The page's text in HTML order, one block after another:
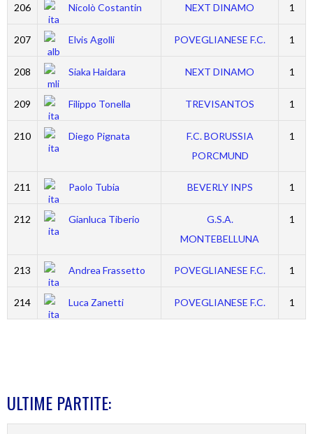
206 Nicolò Costantin NEXT DINAMO 1
207 Elvis Agolli POVEGLIANESE F.C. 1
208 Siaka Haidara NEXT DINAMO 1
209 Filippo Tonella TREVISANTOS 1
210 Diego Pignata
F.C. BORUSSIA
PORCMUND
1
211 Paolo Tubia BEVERLY INPS 1
212 Gianluca Tiberio
G.S.A.
MONTEBELLUNA
1
213 Andrea Frassetto POVEGLIANESE F.C. 1
214 Luca Zanetti POVEGLIANESE F.C. 1
ULTIME PARTITE: